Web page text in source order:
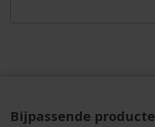
Bijpassende